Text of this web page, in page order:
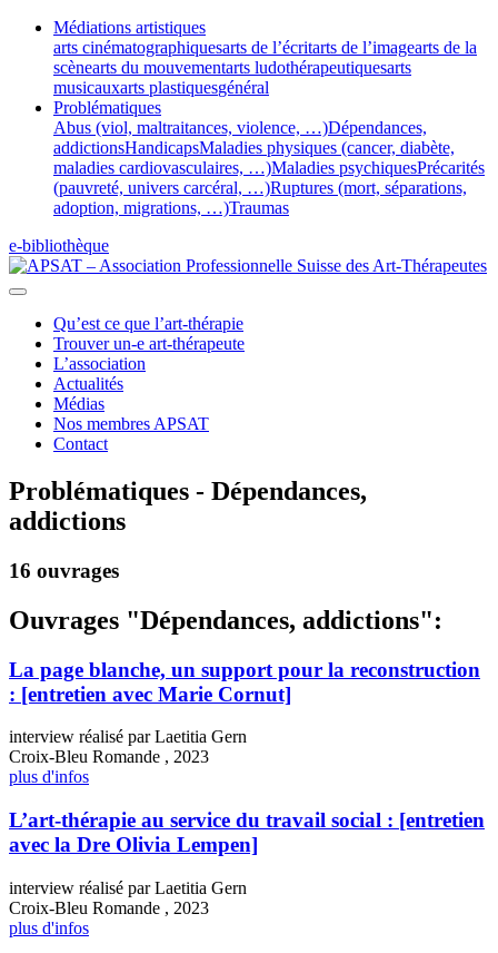
Médiations artistiques
arts cinématographiquesarts de l’écritarts de l’imagearts de la
scènearts du mouvementarts ludothérapeutiquesarts
musicauxarts plastiquesgénéral
Problématiques
Abus (viol, maltraitances, violence, …)Dépendances,
addictionsHandicapsMaladies physiques (cancer, diabète,
maladies cardiovasculaires, …)Maladies psychiquesPrécarités
(pauvreté, univers carcéral, …)Ruptures (mort, séparations,
adoption, migrations, …)Traumas
e-bibliothèque
Qu’est ce que l’art-thérapie
Trouver un-e art-thérapeute
L’association
Actualités
Médias
Nos membres APSAT
Contact
Problématiques - Dépendances,
addictions
16 ouvrages
Ouvrages "Dépendances, addictions":
La page blanche, un support pour la reconstruction
: [entretien avec Marie Cornut]
interview réalisé par Laetitia Gern
Croix-Bleu Romande , 2023
plus d'infos
L’art-thérapie au service du travail social : [entretien
avec la Dre Olivia Lempen]
interview réalisé par Laetitia Gern
Croix-Bleu Romande , 2023
plus d'infos